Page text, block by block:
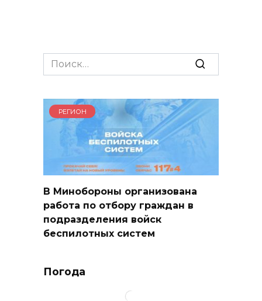
Search
for:
РЕГИОН
В Минобороны организована
работа по отбору граждан в
подразделения войск
беспилотных систем
Погода